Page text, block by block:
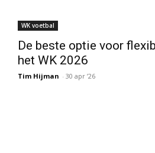
WK voetbal
De beste optie voor
het WK 2026
Tim Hijman - 30 apr ’26